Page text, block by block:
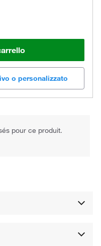
o personalizzato
pour ce produit.